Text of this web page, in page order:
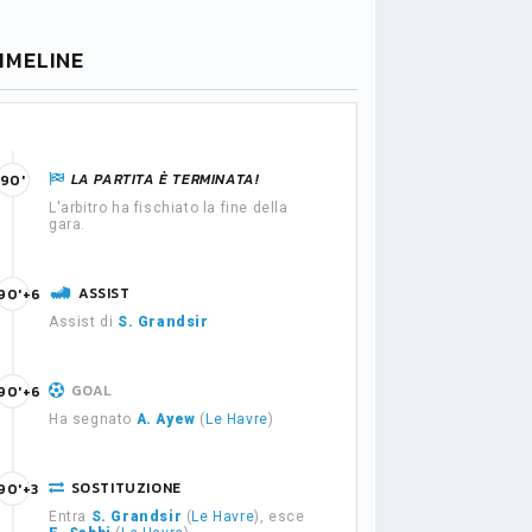
LA PARTITA È TERMINATA!
L'arbitro ha fischiato la fine della
gara.
90'
ASSIST
Assist di S. Grandsir
GOAL
Ha segnato A. Ayew ( Le Havre)
SOSTITUZIONE
Entra S. Grandsir ( Le Havre), esce